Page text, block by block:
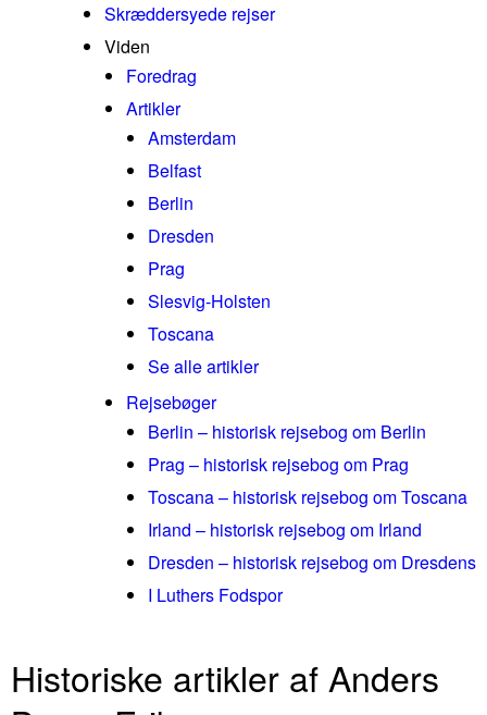
Skræddersyede rejser
Viden
Foredrag
Artikler
Amsterdam
Belfast
Berlin
Dresden
Prag
Slesvig-Holsten
Toscana
Se alle artikler
Rejsebøger
Berlin – historisk rejsebog om Berlin
Prag – historisk rejsebog om Prag
Toscana – historisk rejsebog om Toscana
Irland – historisk rejsebog om Irland
Dresden – historisk rejsebog om Dresdens
I Luthers Fodspor
Historiske artikler af Anders